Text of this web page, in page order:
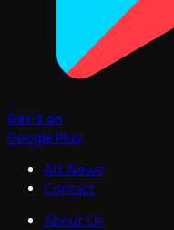
Get it on
Google Play
Art News
Contact
About Us